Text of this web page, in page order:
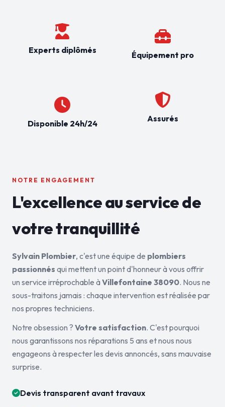
Experts diplômés
Disponible 24h/24
Équipement pro
Assurés
NOTRE ENGAGEMENT
L'excellence au service de
votre tranquillité
Sylvain Plombier, c'est une équipe de plombiers
passionnés qui mettent un point d'honneur à vous offrir
un service irréprochable àVillefontaine 38090. Nous ne
sous-traitons jamais : chaque intervention est réalisée par
nos propres techniciens.
Notre obsession ? Votre satisfaction. C'est pourquoi
nous garantissons nos réparations 5 ans et nous nous
engageons à respecter les devis annoncés, sans mauvaise
surprise.
Devis transparent avant travaux